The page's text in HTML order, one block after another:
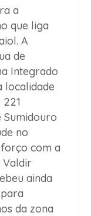
a
que liga
A
de
Integrado
localidade
Sumidouro
no
com a
Valdir
ainda
da zona